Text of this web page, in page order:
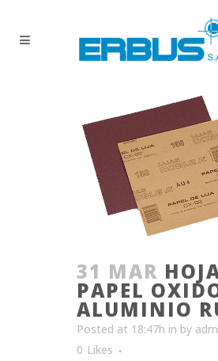
31 MAR
PAPEL
ALUMINIO
Posted at 18:47h in by
0 Likes